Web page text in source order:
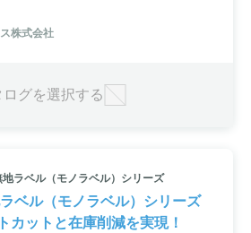
し、布やレザー、スポンジなどの軟質素材
株式会社
ログを選択する
ラベル（モノラベル）シリーズ
ベル（モノラベル）シリーズ
カットと在庫削減を実現！